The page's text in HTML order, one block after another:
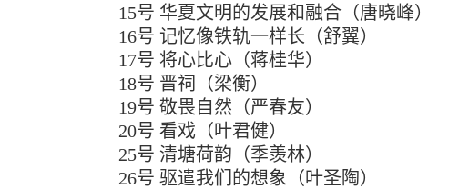
15号 华夏文明的发展和融合（唐晓峰）
16号 记忆像铁轨一样长（舒翼）
17号 将心比心（蒋桂华）
18号 晋祠（梁衡）
19号 敬畏自然（严春友）
20号 看戏（叶君健）
25号 清塘荷韵（季羡林）
26号 驱遣我们的想象（叶圣陶）